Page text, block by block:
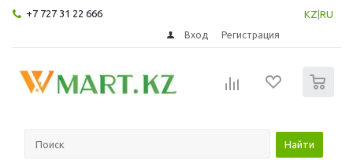
+7 727 31 22 666 KZ RU
Вход Регистрация
Найти